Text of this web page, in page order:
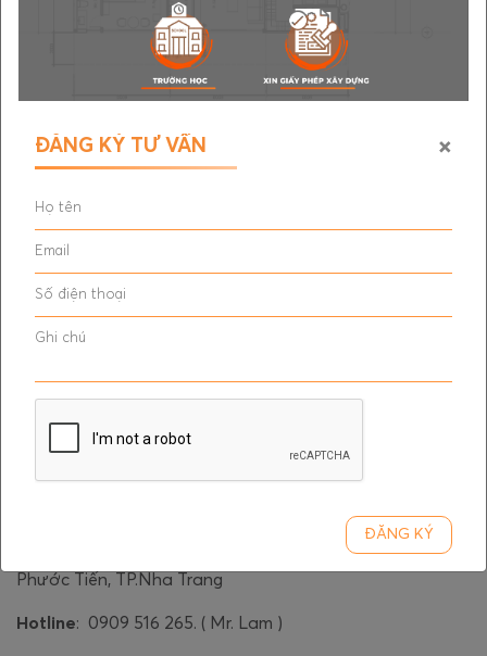
cũng nên yêu cầu nhà thầu cung cấp báo cáo tiến độ
định kỳ để theo dõi quá trình xây dựng.
7/ Đảm bảo chất lượng và hoàn thiện
công trình
thầu đã tuân thủ đầy đủ các tiêu chuẩn về chất lượng và
hoàn thiện công trình. Bạn có thể yêu cầu nhà thầu cung
cấp các giấy tờ liên quan đến quy trình xây dựng, kiểm
định và chứng nhận chất lượng để đảm bảo rằng công
THÔNG TIN CÔNG TY
Văn Phòng Tp.HCM: Số 68 đường Song Hành, Mỹ Hòa
: Số 25 Trịnh Phong, Phường
Phước Tiến, TP.Nha Trang
Hotline: 0909 516 265. ( Mr. Lam )
×
ĐĂNG KÝ TƯ VẤN
ĐĂNG KÝ